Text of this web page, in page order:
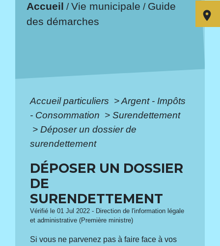
Accueil /Vie municipale / Guide
des démarches
Accueil particuliers >Argent - Impôts
- Consommation > Surendettement
> Déposer un dossier de
surendettement
DÉPOSER UN DOSSIER
DE
SURENDETTEMENT
Vérifié le 01 Jul 2022 - Direction de l'information légale
et administrative (Première ministre)
Si vous ne parvenez pas à faire face à vos
room